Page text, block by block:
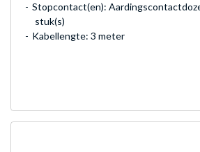
Stopcontact(en):
stuk(s)
Kabellengte: 3 meter